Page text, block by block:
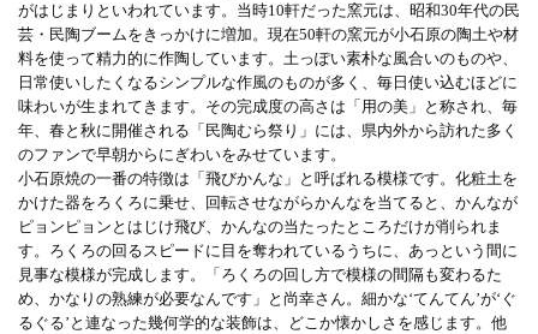
がはじまりといわれています。当時10軒だった窯元は、昭和30年代の民
芸・民陶ブームをきっかけに増加。現在50軒の窯元が小石原の陶土や材
料を使って精力的に作陶しています。土っぽい素朴な風合いのものや、
日常使いしたくなるシンプルな作風のものが多く、毎日使い込むほどに
味わいが生まれてきます。その完成度の高さは「用の美」と称され、毎
年、春と秋に開催される「民陶むら祭り」には、県内外から訪れた多く
のファンで早朝からにぎわいをみせています。
小石原焼の一番の特徴は「飛びかんな」と呼ばれる模様です。化粧土を
かけた器をろくろに乗せ、回転させながらかんなを当てると、かんなが
ピョンピョンとはじけ飛び、かんなの当たったところだけが削られま
す。ろくろの回るスピードに目を奪われているうちに、あっという間に
見事な模様が完成します。「ろくろの回し方で模様の間隔も変わるた
め、かなりの熟練が必要なんです」と尚幸さん。細かな‘てんてん’が‘ぐ
るぐる’と連なった幾何学的な装飾は、どこか懐かしさを感じます。他